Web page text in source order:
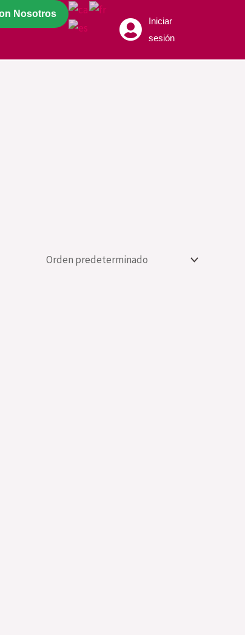
Nosotros
Iniciar
sesión